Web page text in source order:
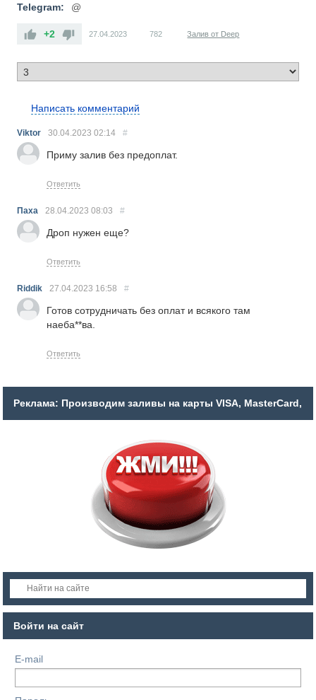
Telegram:
@
+2 27.04.2023 782 Залив от Deep
Написать комментарий
Viktor 30.04.2023 02:14 #
Приму залив без предоплат.
Ответить
Паха 28.04.2023 08:03 #
Дроп нужен еще?
Ответить
Riddik 27.04.2023 16:58 #
Готов сотрудничать без оплат и всякого там
наеба**ва.
Ответить
Реклама: Производим заливы на карты VISA, MasterCard,
Войти на сайт
E-mail